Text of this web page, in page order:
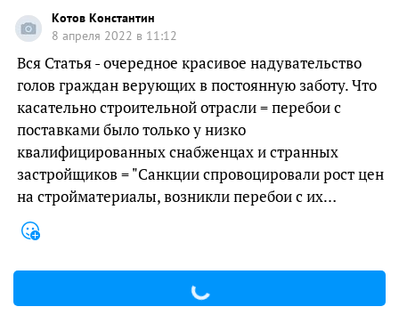
Котов Константин
8 апреля 2022 в 11:12
Вся Статья - очередное красивое надувательство
голов граждан верующих в постоянную заботу. Что
касательно строительной отрасли = перебои с
поставками было только у низко
квалифицированных снабженцах и странных
застройщиков = "Санкции спровоцировали рост цен
на стройматериалы, возникли перебои с их…